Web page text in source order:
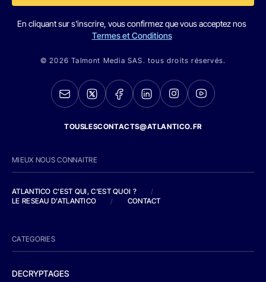
En cliquant sur s'inscrire, vous confirmez que vous acceptez nos
Termes et Conditions
© 2026 Talmont Media SAS. tous droits réservés.
TOUSLESCONTACTS@ATLANTICO.FR
MIEUX NOUS CONNAITRE
ATLANTICO C'EST QUI, C'EST QUOI ?
/
LE RESEAU D'ATLANTICO
/ CONTACT
CATEGORIES
DECRYPTAGES